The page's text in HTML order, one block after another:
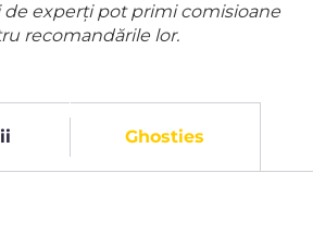
experți pot primi comisioane
recomandările lor.
Ghosties